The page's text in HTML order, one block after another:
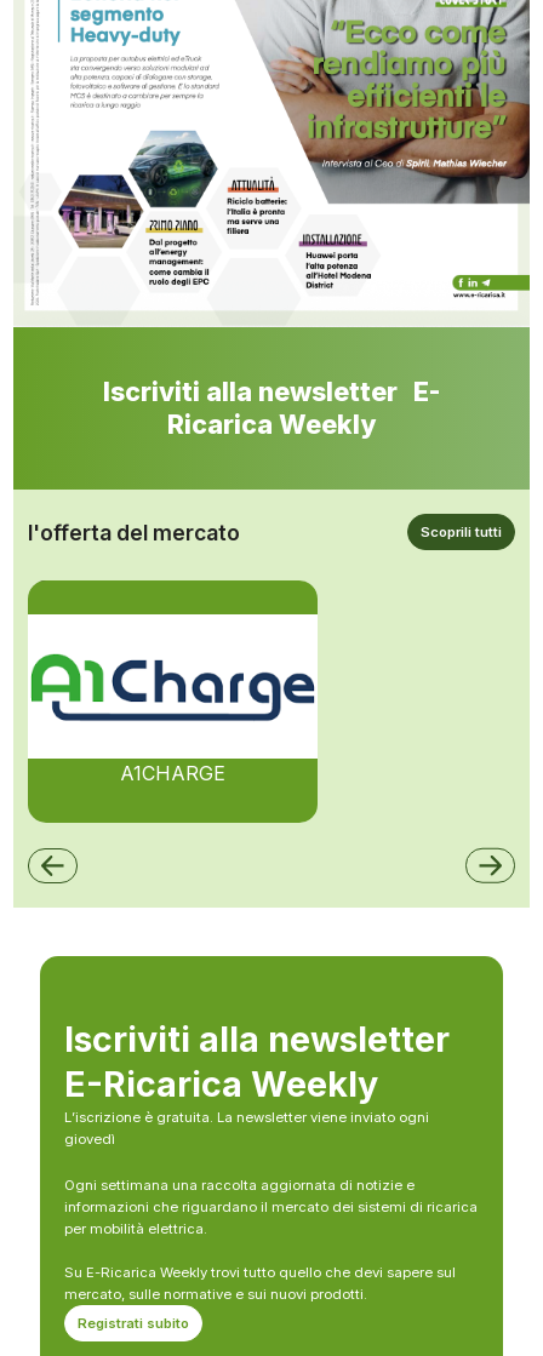
Iscriviti alla newsletter E-
Ricarica Weekly
l'offerta del mercato Scoprili tutti
A1CHARGE
Iscriviti alla newsletter
E-Ricarica Weekly
L’iscrizione è gratuita. La newsletter viene inviato ogni
giovedì
Ogni settimana una raccolta aggiornata di notizie e
informazioni che riguardano il mercato dei sistemi di ricarica
per mobilità elettrica.
Su E-Ricarica Weekly trovi tutto quello che devi sapere sul
mercato, sulle normative e sui nuovi prodotti.
Registrati subito